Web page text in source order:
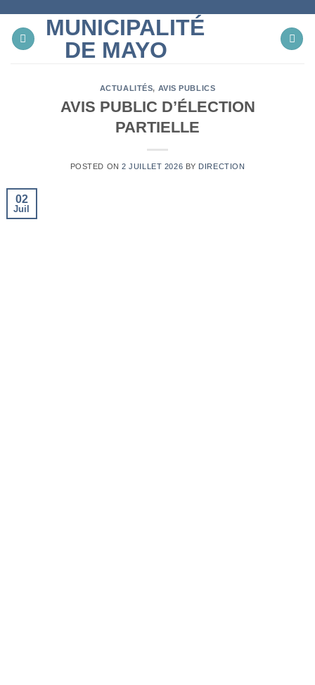
content
MUNICIPALITÉ
DE MAYO
ACTUALITÉS, AVIS PUBLICS
AVIS PUBLIC D’ÉLECTION
PARTIELLE
POSTED ON2 JUILLET 2026 BY DIRECTION
02
Juil